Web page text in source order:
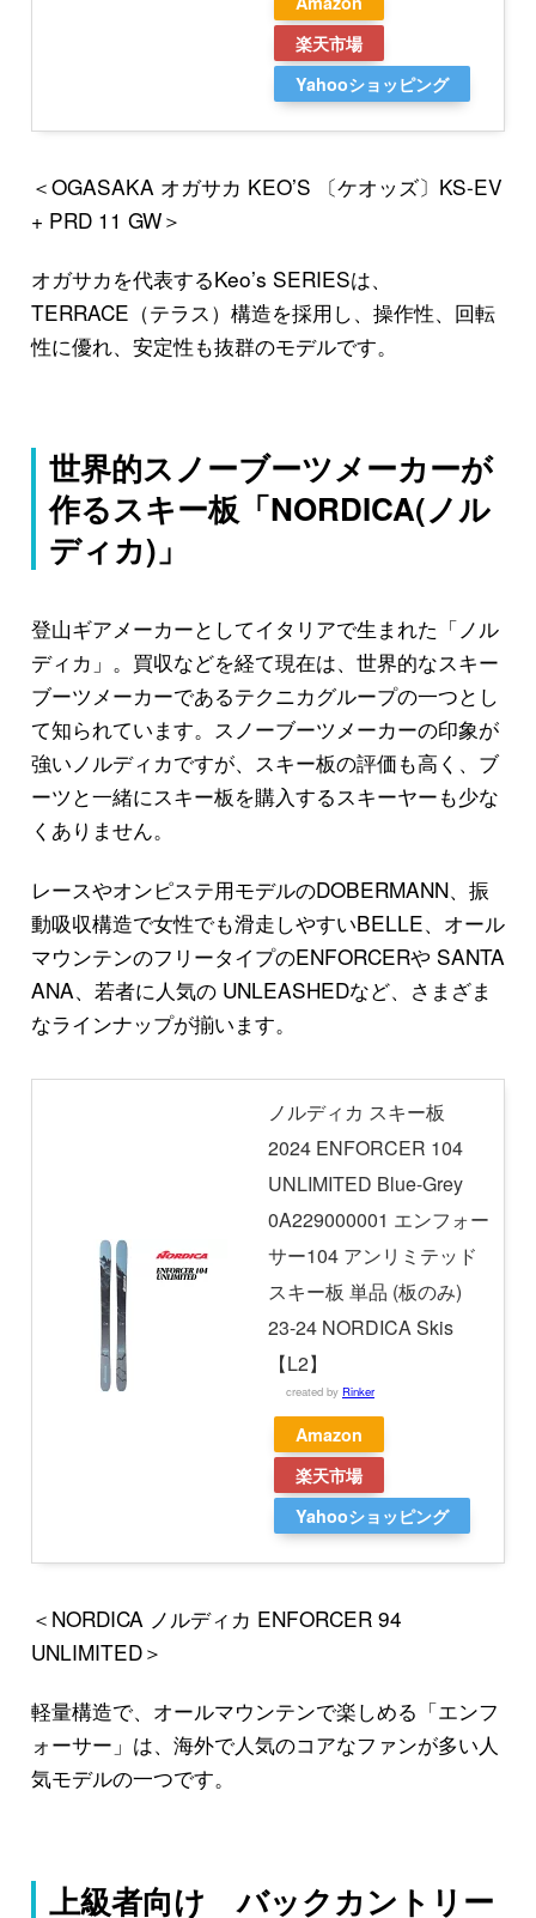
楽天市場
Yahooショッピング
＜OGASAKA オガサカ KEO’S 〔ケオッズ〕KS-EV
+ PRD 11 GW＞
オガサカを代表するKeo’s SERIESは、
TERRACE（テラス）構造を採用し、操作性、回転
性に優れ、安定性も抜群のモデルです。
世界的スノーブーツメーカーが
作るスキー板「NORDICA(ノル
ディカ)」
登山ギアメーカーとしてイタリアで生まれた「ノル
ディカ」。買収などを経て現在は、世界的なスキー
ブーツメーカーであるテクニカグループの一つとし
て知られています。スノーブーツメーカーの印象が
強いノルディカですが、スキー板の評価も高く、ブ
ーツと一緒にスキー板を購入するスキーヤーも少な
くありません。
レースやオンピステ用モデルのDOBERMANN、振
動吸収構造で女性でも滑走しやすいBELLE、オール
マウンテンのフリータイプのENFORCERや SANTA
ANA、若者に人気の UNLEASHEDなど、さまざま
なラインナップが揃います。
ノルディカ スキー板
2024 ENFORCER 104
UNLIMITED Blue-Grey
0A229000001 エンフォー
サー104 アンリミテッド
スキー板 単品 (板のみ)
23-24 NORDICA Skis
【L2】
created by Rinker
Amazon
楽天市場
Yahooショッピング
＜NORDICA ノルディカ ENFORCER 94
UNLIMITED＞
軽量構造で、オールマウンテンで楽しめる「エンフ
ォーサー」は、海外で人気のコアなファンが多い人
気モデルの一つです。
上級者向け バックカントリー